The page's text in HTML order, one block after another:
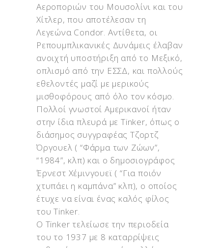
Αεροποριών του Μουσολίνι και του
Χίτλερ, που αποτέλεσαν τη
Λεγεώνα Condor. Αντίθετα, οι
Ρεπουμπλικανικές Δυνάμεις έλαβαν
ανοιχτή υποστήριξη από το Μεξικό,
οπλισμό από την ΕΣΣΔ, και πολλούς
εθελοντές μαζί με μερικούς
μισθοφόρους από όλο τον κόσμο.
Πολλοί γνωστοί Αμερικανοί ήταν
στην ίδια πλευρά με Tinker, όπως ο
διάσημος συγγραφέας Τζορτζ
Όργουελ ( “Φάρμα των Ζώων”,
“1984”, κλπ) και ο δημοσιογράφος
Έρνεστ Χέμινγουεϊ ( “Για ποιόν
χτυπάει η καμπάνα” κλπ), ο οποίος
έτυχε να είναι ένας καλός φίλος
του Tinker.
Ο Tinker τελείωσε την περιοδεία
του το 1937 με 8 καταρρίψεις